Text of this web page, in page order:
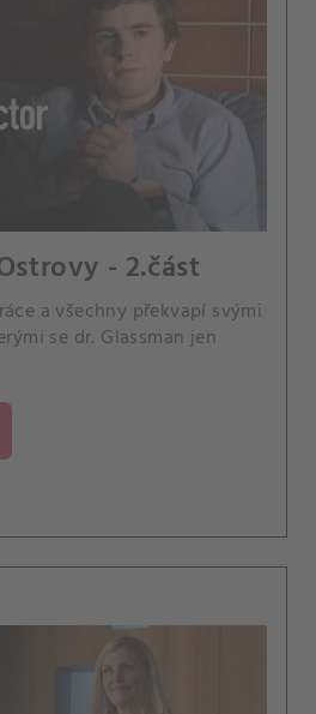
- 2.část
a všechny překvapí svými
se dr. Glassman jen